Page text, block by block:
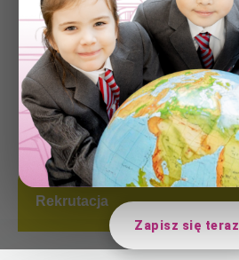
Zapisz się teraz
Rekrutacja